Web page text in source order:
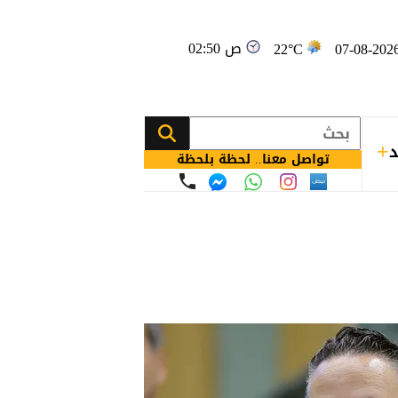
22°C 02:50 ص
تواصل معنا.. لحظة بلحظة